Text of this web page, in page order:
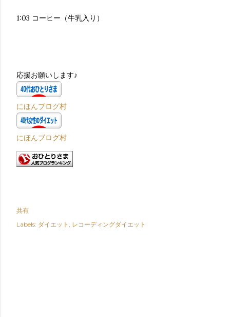
1:03 コーヒー（牛乳入り）
応援お願いします♪
にほんブログ村
にほんブログ村
共有
Labels: ダイエット レコーディングダイエット